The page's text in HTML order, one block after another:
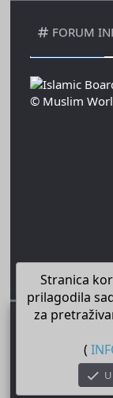
FORUM
© Muslim
Stranica
prilagodila
za
(